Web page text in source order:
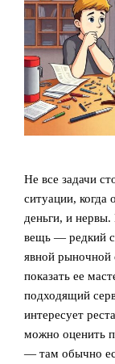
Не все задачи
ситуации, когда
деньги, и нервы.
вещь — редкий
явной рыночной
показать ее
подходящий
интересует
можно оценить
— там обычно